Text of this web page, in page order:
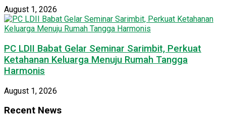
August 1, 2026
PC LDII Babat Gelar Seminar Sarimbit, Perkuat
Ketahanan Keluarga Menuju Rumah Tangga
Harmonis
August 1, 2026
Recent News